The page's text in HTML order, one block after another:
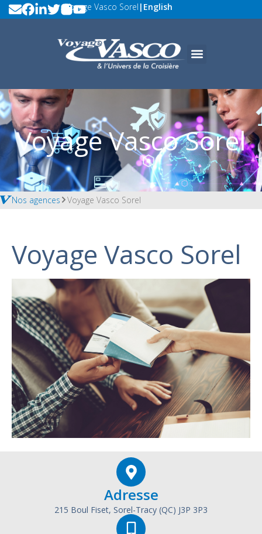
Voyage Vasco Sorel | English
Voyage Vasco Sorel
Nos agences Voyage Vasco Sorel
Voyage Vasco Sorel
Adresse
215 Boul Fiset, Sorel-Tracy (QC) J3P 3P3